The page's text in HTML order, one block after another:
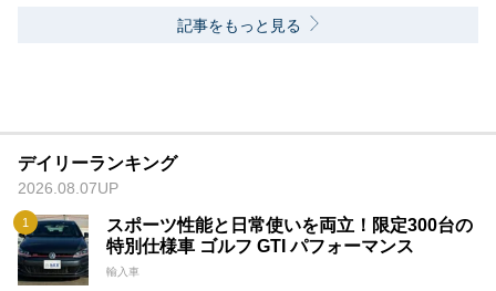
記事をもっと見る
デイリーランキング
2026.08.07UP
スポーツ性能と日常使いを両立！限定300台の
特別仕様車 ゴルフ GTI パフォーマンス
輸入車